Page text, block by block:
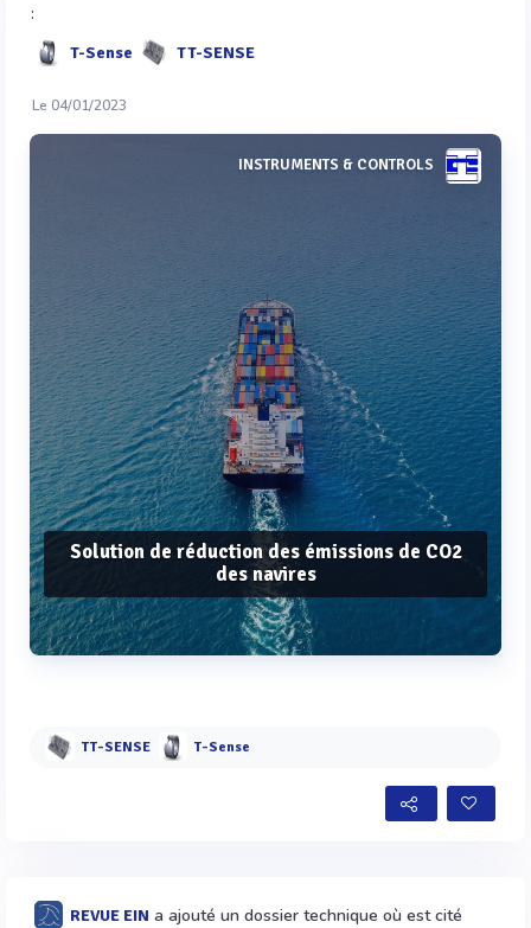
:
T-Sense TT-SENSE
Le 04/01/2023
INSTRUMENTS & CONTROLS
Solution de réduction des émissions de CO2
des navires
Voir plus
TT-SENSE T-Sense
REVUE EIN a ajouté un dossier technique où est cité